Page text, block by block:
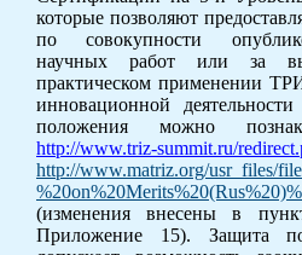
которые позволяют
по совокупности
научных работ или за
практическом применении
инновационной
положения можно
http://www.triz-summit.ru/
http://www.matriz.org/usr_files/
(изменения внесены в
Приложение 15). Защита